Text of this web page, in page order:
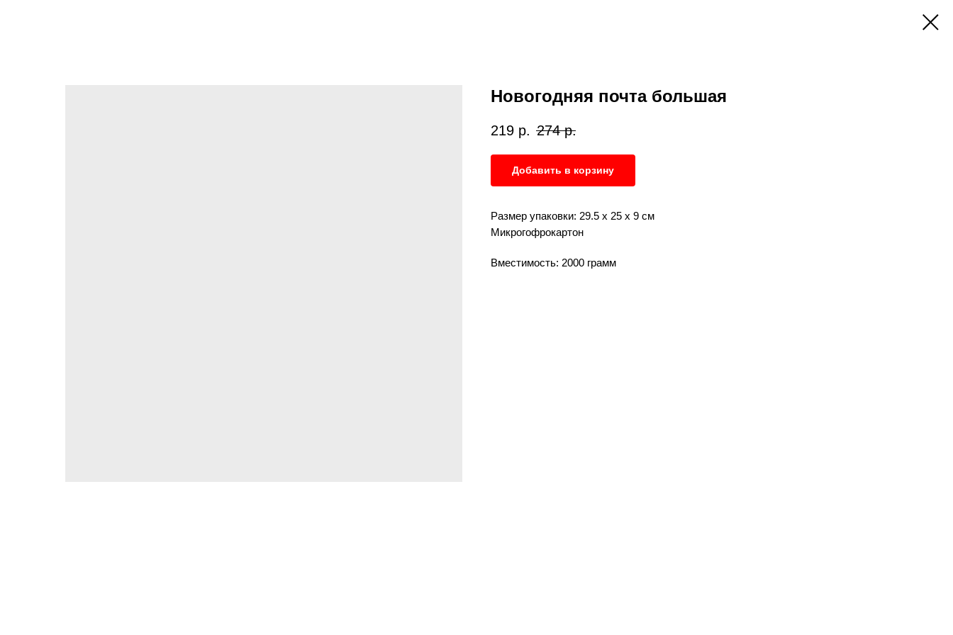
Новогодняя почта большая
219 р. 274 р.
Добавить в корзину
Размер упаковки: 29.5 х 25 х 9 см
Микрогофрокартон
Вместимость: 2000 грамм